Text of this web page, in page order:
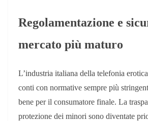
Regolamentazione e
mercato più maturo
L’industria italiana della telefonia
conti con normative sempre più
bene per il consumatore finale. La
protezione dei minori sono diventate